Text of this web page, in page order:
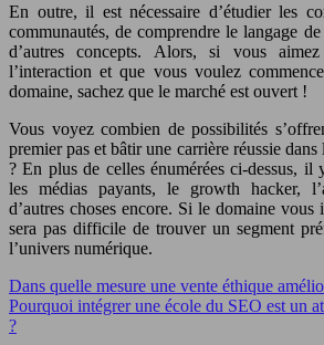
En outre, il est nécessaire d’étudier les
communautés, de comprendre le langage
d’autres concepts. Alors, si vous
l’interaction et que vous voulez
domaine, sachez que le marché est ouvert !
Vous voyez combien de possibilités
premier pas et bâtir une carrière réussie
? En plus de celles énumérées ci-dessus, il
les médias payants, le growth hacker,
d’autres choses encore. Si le domaine vous
sera pas difficile de trouver un segment
l’univers numérique.
Dans quelle mesure une vente éthique
Pourquoi intégrer une école du SEO est un
?